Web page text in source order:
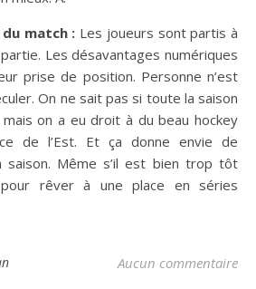
match : Les joueurs sont partis à
Les désavantages numériques
prise de position. Personne n’est
On ne sait pas si toute la saison
on a eu droit à du beau hockey
de l’Est. Et ça donne envie de
saison. Même s’il est bien trop tôt
rêver à une place en séries
Aucun commentaire